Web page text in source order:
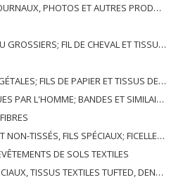
PRODUITS DE L'INDUSTRIE DE L'IMPRIMERIE; MANUSCRITS, TYPESCRIPTS ET PLANS
FIL DE CHEVAL ET TISSU TISSÉ
FILS DE PAPIER ET TISSUS DE FILS DE PAPIER
BANDES ET SIMILAIRES DE MATIERES TEXTILES SYNTHETIQUES
FICELLES, CORDES, CORDES, CÂBLES ET ARTICLES ASSOCIÉS
DE SOLS TEXTILES
TUFTED, DENTELLE, TAPISSERIES, GARNITURES, BRODERIES